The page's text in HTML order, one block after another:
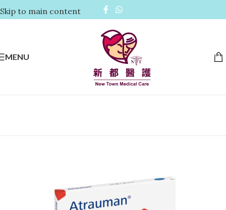
Skip to main content
MENU